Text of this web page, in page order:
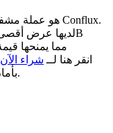
288.22M. انقر هنا لــ شراء الآن
بأمان وسهولة.